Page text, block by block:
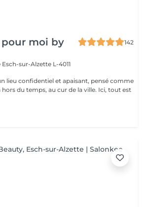
moi by
142
Esch-sur-Alzette L-4011
lieu confidentiel et apaisant, pensé comme
du temps, au cur de la ville. Ici, tout est